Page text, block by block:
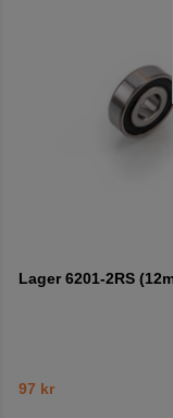
Lager 6201-2RS
97 kr